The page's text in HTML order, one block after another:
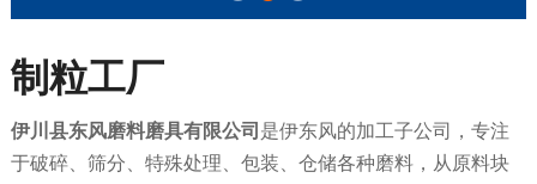
制粒工厂
伊川县东风磨料磨具有限公司 是伊东风的加工子公司，专注
于破碎、筛分、特殊处理、包装、仓储各种磨料，从原料块